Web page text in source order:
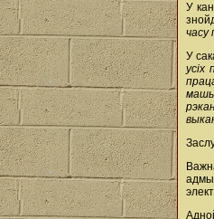
У
часу
У
усіх